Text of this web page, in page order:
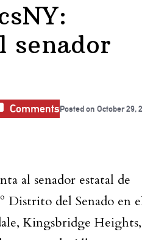
senador
CommentsPosted on October 29,
al senador estatal de
Distrito del Senado en
Kingsbridge Heights,